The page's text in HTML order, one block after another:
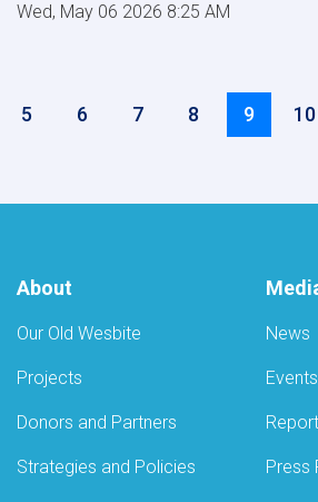
Wed, May 06 2026 8:25 AM
Page
5 Page
6 Page
7 Page
8
Current
9 10
About
Our Old Wesbite
Projects
Donors and Partners
Strategies and Policies
News
Events
Press